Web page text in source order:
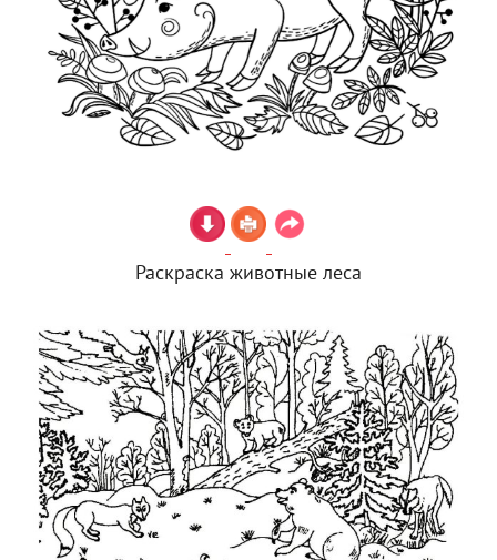
Раскраска животные леса